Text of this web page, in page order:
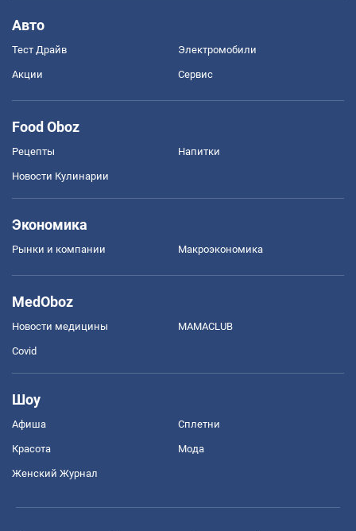
Авто
Тест Драйв Электромобили
Акции Сервис
Food Oboz
Рецепты Напитки
Новости Кулинарии
Экономика
Рынки и компании Mакроэкономика
MedOboz
Новости медицины MAMACLUB
Covid
Шоу
Афиша Сплетни
Красота Мода
Женский Журнал